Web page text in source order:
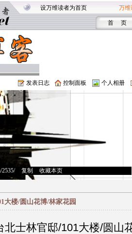
设万维读者为首页 万维
首 页
发表日志 控制面板 个人相册
2535/> 复制 收藏本页
大楼/圆山花博/林家花园
北士林官邸/101大楼/圆山